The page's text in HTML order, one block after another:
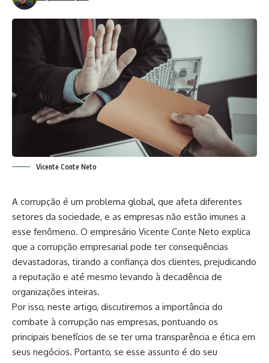
Vicente Conte Neto
A corrupção é um problema global, que afeta diferentes
setores da sociedade, e as empresas não estão imunes a
esse fenômeno. O empresário Vicente Conte Neto explica
que a corrupção empresarial pode ter consequências
devastadoras, tirando a confiança dos clientes, prejudicando
a reputação e até mesmo levando à decadência de
organizações inteiras.
Por isso, neste artigo, discutiremos a importância do
combate à corrupção nas empresas, pontuando os
principais benefícios de se ter uma transparência e ética em
seus negócios. Portanto, se esse assunto é do seu